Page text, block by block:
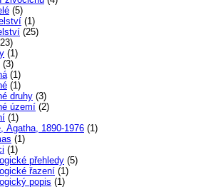
(5)
(1)
(25)
(1)
(3)
(1)
(1)
druhy (3)
území (2)
(1)
Agatha, 1890-1976 (1)
(1)
(1)
přehledy (5)
řazení (1)
popis (1)